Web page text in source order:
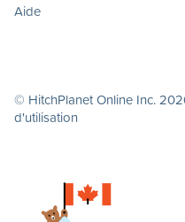
Aide
© HitchPlanet Online Inc.
d'utilisation